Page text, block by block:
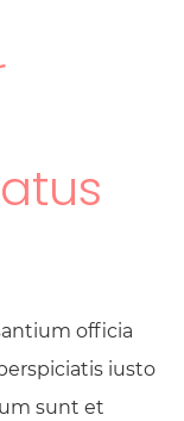
officia
iusto
sunt et